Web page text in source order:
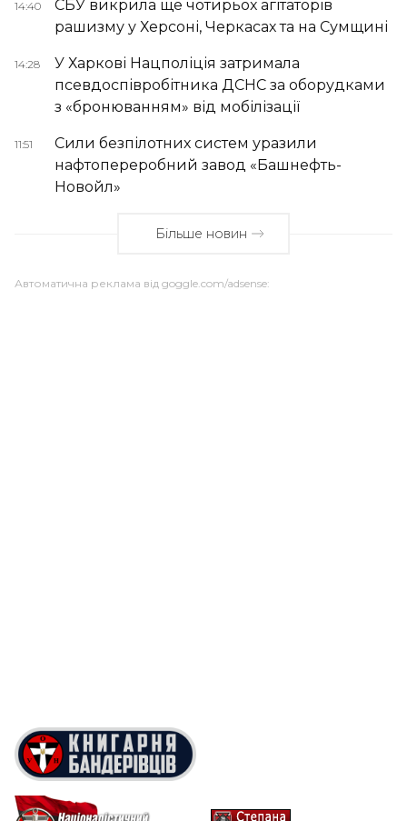
14:40
СБУ викрила ще чотирьох агітаторів
рашизму у Херсоні, Черкасах та на Сумщині
14:28
У Харкові Нацполіція затримала
псевдоспівробітника ДСНС за оборудками
з «бронюванням» від мобілізації
11:51
Сили безпілотних систем уразили
нафтопереробний завод «Башнефть-
Новойл»
Більше новин
Автоматична реклама від goggle.com/adsense: